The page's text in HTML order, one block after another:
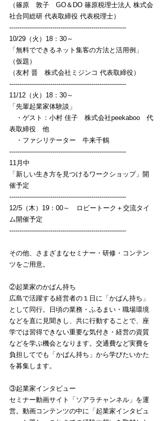
（篠原　敦子　GO＆DO 篠原税理士法人 株式会
社合同総研 代表取締役 代表税理士）
---------------------------------------------------------
10/29（火）18：30～
「無料でできるネット集客の方法と活用例」
（仮題）
（友村 晋　株式会社ミジンコ 代表取締役）
---------------------------------------------------------
11/12（火）18：30～
「先輩起業家体験談」
・ゲスト：小村 佳子　株式会社peekaboo　代
表取締役　他
・ファシリテーター　牛来千鶴
---------------------------------------------------------
11月中
「新しい生き方を見つけるワークショップ」開
催予定
---------------------------------------------------------
12/5（木）19：00～　ロビートーク＋交流タイ
ム開催予定
---------------------------------------------------------
その他、さまざまなセミナー・研修・コンテン
ツをご用意。
②起業家のかばん持ち
広島で活躍する経営者の１日に「かばん持ち」
として同行。日頃の業務・ふるまい・職場環境
などを直に見聞きし、共に行動することで、座
学では習得できない重要な気付き・経営の資質
などを学ぶ機会となります。交通費など実費を
負担してでも「かばん持ち」から学びたいかた
を募集します。
③起業家インタビュー
セミナー動画サイト「ソアラチャンネル」を運
営。動画コンテンツの中に「起業家インタビュ